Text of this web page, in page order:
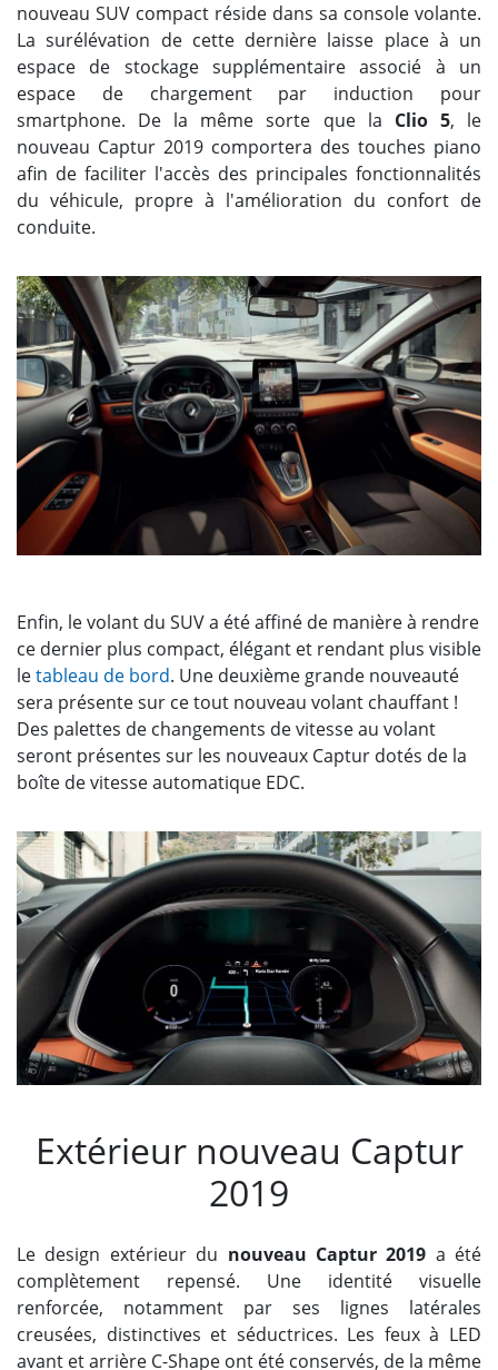
nouveau SUV compact réside dans sa console volante.
La surélévation de cette dernière laisse place à un
espace de stockage supplémentaire associé à un
espace de chargement par induction pour
smartphone. De la même sorte que la Clio 5, le
nouveau Captur 2019 comportera des touches piano
afin de faciliter l'accès des principales fonctionnalités
du véhicule, propre à l'amélioration du confort de
conduite.
Enfin, le volant du SUV a été affiné de manière à rendre
ce dernier plus compact, élégant et rendant plus visible
letableau de bord. Une deuxième grande nouveauté
sera présente sur ce tout nouveau volant chauffant !
Des palettes de changements de vitesse au volant
seront présentes sur les nouveaux Captur dotés de la
boîte de vitesse automatique EDC.
Extérieur nouveau Captur
2019
Le design extérieur du nouveau Captur 2019 a été
complètement repensé. Une identité visuelle
renforcée, notamment par ses lignes latérales
creusées, distinctives et séductrices. Les feux à LED
avant et arrière C-Shape ont été conservés, de la même